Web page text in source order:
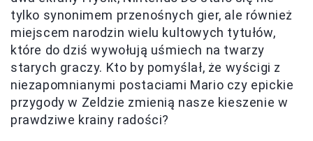
tylko synonimem przenośnych gier, ale również
miejscem narodzin wielu kultowych tytułów,
które do dziś wywołują uśmiech na twarzy
starych graczy. Kto by pomyślał, że wyścigi z
niezapomnianymi postaciami Mario czy epickie
przygody w Zeldzie zmienią nasze kieszenie w
prawdziwe krainy radości?